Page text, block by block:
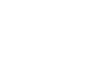
im